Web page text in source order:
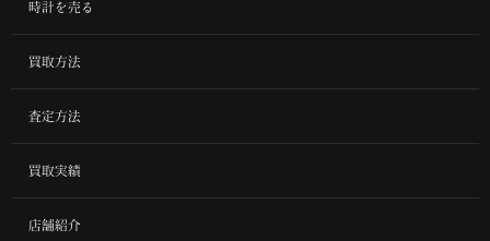
時計を売る
買取方法
査定方法
買取実績
店舗紹介